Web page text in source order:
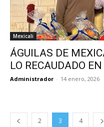
Mexicali
ÁGUILAS DE
LO RECAUDADO
Administrador - 14 enero, 2026
2 3 4